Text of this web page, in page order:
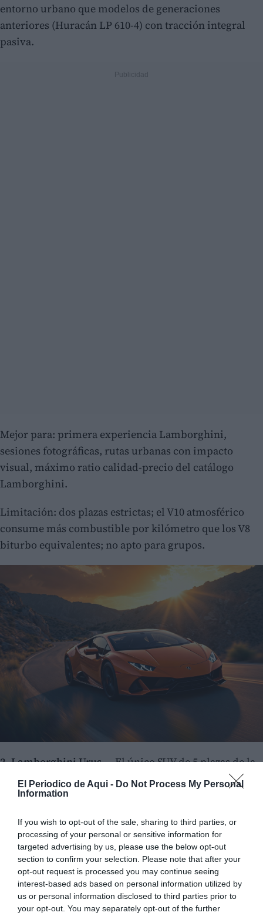
El Periodico de Aqui - Do Not Process My Personal
Information
If you wish to opt-out of the sale, sharing to third parties, or
processing of your personal or sensitive information for
targeted advertising by us, please use the below opt-out
section to confirm your selection. Please note that after your
opt-out request is processed you may continue seeing
interest-based ads based on personal information utilized by
us or personal information disclosed to third parties prior to
your opt-out. You may separately opt-out of the further
entorno urbano que modelos de generaciones
anteriores (Huracán LP 610-4) con tracción integral
pasiva.
Mejor para: primera experiencia Lamborghini,
sesiones fotográficas, rutas urbanas con impacto
visual, máximo ratio calidad-precio del catálogo
Lamborghini.
Limitación: dos plazas estrictas; el V10 atmosférico
consume más combustible por kilómetro que los V8
biturbo equivalentes; no apto para grupos.
2. Lamborghini Urus— El único SUV de 5 plazas de la
gama (desde 585 USD/día)
4,0 litros con 650 CV y tracción integral permanente
con distribución electrónica del par. Es el único
Lamborghini del catálogo de Rent.Cars Miami que
admite cinco ocupantes adultos y que dispone de
maletero utilizable (616 litros). En el catálogo
disponible, el Urus se ofrece en varias versiones